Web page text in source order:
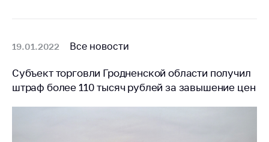
19.01.2022 Все новости
Субъект торговли Гродненской области получил
штраф более 110 тысяч рублей за завышение цен